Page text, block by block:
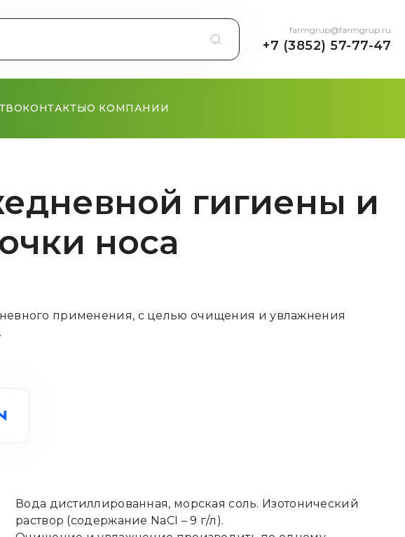
farmgrup@farmgrup.ru
+7 (3852) 57-77-47
КОНТАКТЫО КОМПАНИИ
гигиены и
носа
применения, с целью очищения и увлажнения
Вода дистиллированная, морская соль. Изотонический
раствор (содержание NaCI – 9 г/л).